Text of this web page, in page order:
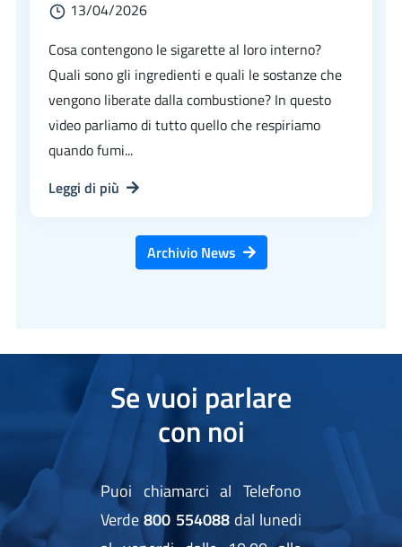
13/04/2026
Cosa contengono le sigarette al loro interno?
Quali sono gli ingredienti e quali le sostanze che
vengono liberate dalla combustione? In questo
video parliamo di tutto quello che respiriamo
quando fumi...
Leggi di più
Archivio News
Se vuoi parlare
con noi
Puoi chiamarci al Telefono
Verde800 554088dal lunedi